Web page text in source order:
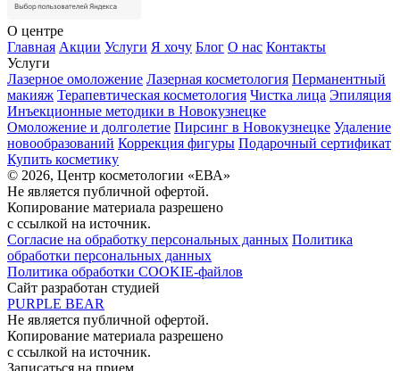
О центре
Главная Акции Услуги Я хочу Блог О нас Контакты
Услуги
Лазерное омоложение Лазерная косметология Перманентный
макияж Терапевтическая косметология Чистка лица Эпиляция
Инъекционные методики в Новокузнецке
Омоложение и долголетие Пирсинг в Новокузнецке Удаление
новообразований Коррекция фигуры Подарочный сертификат
Купить косметику
© 2026, Центр косметологии «ЕВА»
Не является публичной офертой.
Копирование материала разрешено
с ссылкой на источник.
Согласие на обработку персональных данных Политика
обработки персональных данных
Политика обработки COOKIE-файлов
Сайт разработан студией
PURPLE BEAR
Не является публичной офертой.
Копирование материала разрешено
с ссылкой на источник.
Записаться на прием